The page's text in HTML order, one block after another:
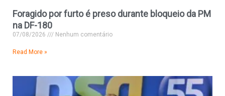
Foragido por furto é preso durante bloqueio da PM
na DF-180
07/08/2026 Nenhum comentário
Read More »